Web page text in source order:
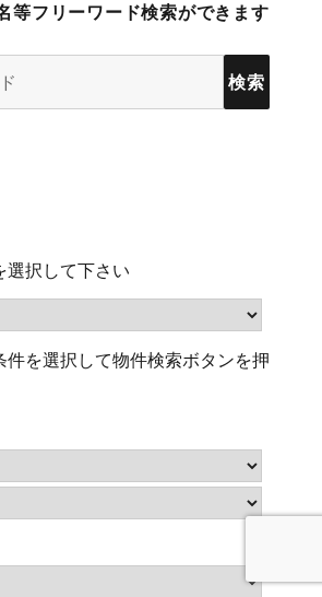
等フリーワード検索ができます
選択して下さい
件を選択して物件検索ボタンを押